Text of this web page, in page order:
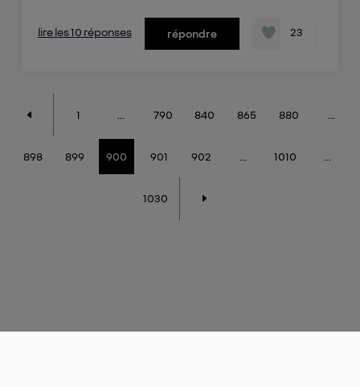
lire les 10 réponses répondre 23
1 790 840 865 880
898 899 900 901 902 1010
1030